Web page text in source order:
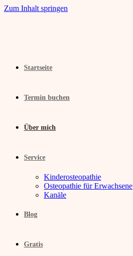
Zum Inhalt springen
Startseite
Termin buchen
Über mich
Service
Kinderosteopathie
Osteopathie für Erwachsene
Kanäle
Blog
Gratis